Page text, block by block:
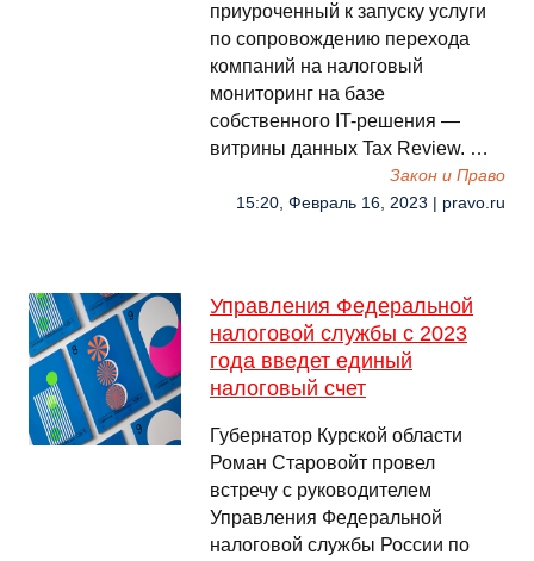
приуроченный к запуску услуги
по сопровождению перехода
компаний на налоговый
мониторинг на базе
собственного IT-решения —
витрины данных Tax Review. …
Закон и Право
15:20, Февраль 16, 2023 | pravo.ru
Управления Федеральной
налоговой службы с 2023
года введет единый
налоговый счет
Губернатор Курской области
Роман Старовойт провел
встречу с руководителем
Управления Федеральной
налоговой службы России по